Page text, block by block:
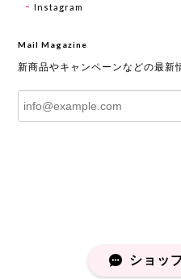
Instagram
Mail Magazine
新商品やキャンペーンなどの最新
ショッ